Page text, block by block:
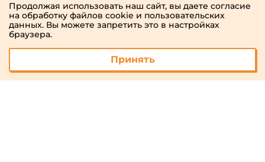
Продолжая использовать наш сайт, вы даете согласие
на обработку файлов cookie и пользовательских
данных. Вы можете запретить это в настройках
браузера.
Принять